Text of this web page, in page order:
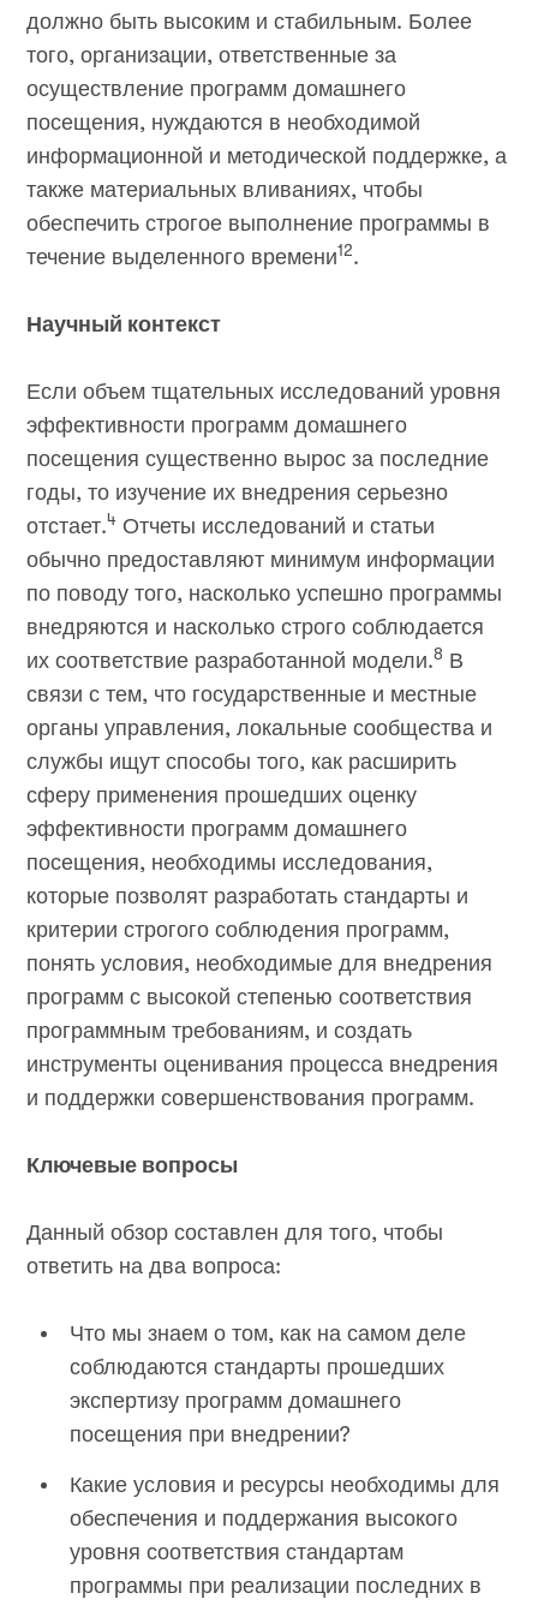
должно быть высоким и стабильным. Более
того, организации, ответственные за
осуществление программ домашнего
посещения, нуждаются в необходимой
информационной и методической поддержке, а
также материальных вливаниях, чтобы
обеспечить строгое выполнение программы в
течение выделенного времени12.
Научный контекст
Если объем тщательных исследований уровня
эффективности программ домашнего
посещения существенно вырос за последние
годы, то изучение их внедрения серьезно
отстает.4 Отчеты исследований и статьи
обычно предоставляют минимум информации
по поводу того, насколько успешно программы
внедряются и насколько строго соблюдается
их соответствие разработанной модели.8 В
связи с тем, что государственные и местные
органы управления, локальные сообщества и
службы ищут способы того, как расширить
сферу применения прошедших оценку
эффективности программ домашнего
посещения, необходимы исследования,
которые позволят разработать стандарты и
критерии строгого соблюдения программ,
понять условия, необходимые для внедрения
программ с высокой степенью соответствия
программным требованиям, и создать
инструменты оценивания процесса внедрения
и поддержки совершенствования программ.
Ключевые вопросы
Данный обзор составлен для того, чтобы
ответить на два вопроса:
Что мы знаем о том, как на самом деле
соблюдаются стандарты прошедших
экспертизу программ домашнего
посещения при внедрении?
Какие условия и ресурсы необходимы для
обеспечения и поддержания высокого
уровня соответствия стандартам
программы при реализации последних в